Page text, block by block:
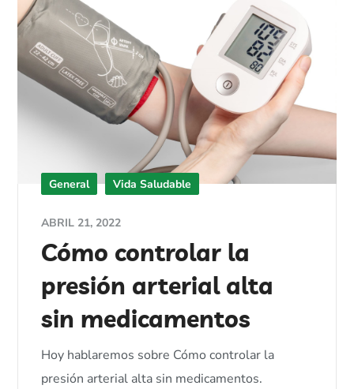
General Vida Saludable
ABRIL 21, 2022
Cómo controlar la
presión arterial alta
sin medicamentos
Hoy hablaremos sobre Cómo controlar la
presión arterial alta sin medicamentos.